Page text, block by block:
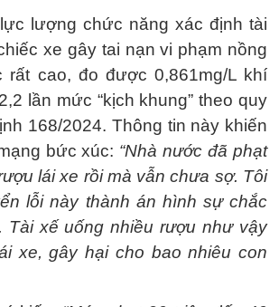
lượng chức năng xác định tài
xe gây tai nạn vi phạm nồng
cao, đo được 0,861mg/L khí
lần mức “kịch khung” theo quy
168/2024. Thông tin này khiến
bức xúc: “Nhà nước đã phạt
lái xe rồi mà vẫn chưa sợ. Tôi
lỗi này thành án hình sự chắc
Tài xế uống nhiều rượu như vậy
xe, gây hại cho bao nhiêu con